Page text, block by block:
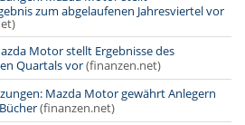
zum abgelaufenen Jahresviertel vor
Motor stellt Ergebnisse des
Quartals vor(finanzen.net)
Mazda Motor gewährt Anlegern
(finanzen.net)